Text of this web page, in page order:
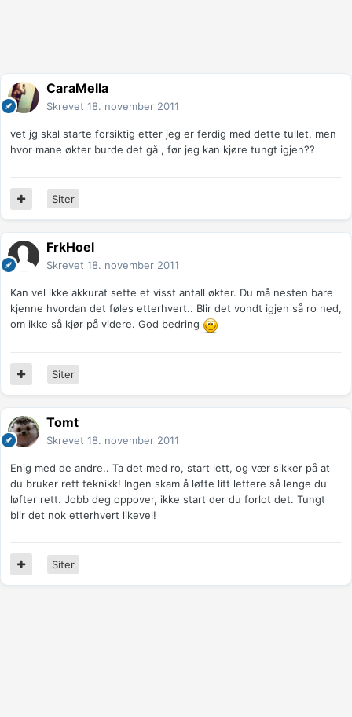
CaraMella
Skrevet 18. november 2011
vet jg skal starte forsiktig etter jeg er ferdig med dette tullet, men
hvor mane økter burde det gå , før jeg kan kjøre tungt igjen??
Siter
FrkHoel
Skrevet 18. november 2011
Kan vel ikke akkurat sette et visst antall økter. Du må nesten bare
kjenne hvordan det føles etterhvert.. Blir det vondt igjen så ro ned,
om ikke så kjør på videre. God bedring
Siter
Tomt
Skrevet 18. november 2011
Enig med de andre.. Ta det med ro, start lett, og vær sikker på at
du bruker rett teknikk! Ingen skam å løfte litt lettere så lenge du
løfter rett. Jobb deg oppover, ikke start der du forlot det. Tungt
blir det nok etterhvert likevel!
Siter